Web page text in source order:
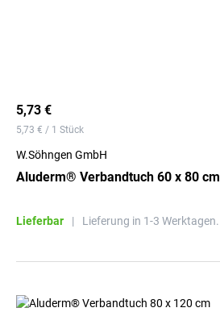
5,73 €
5,73 € / 1 Stück
W.Söhngen GmbH
Aluderm® Verbandtuch 60 x 80 cm
Lieferbar | Lieferung in 1-3 Werktagen.